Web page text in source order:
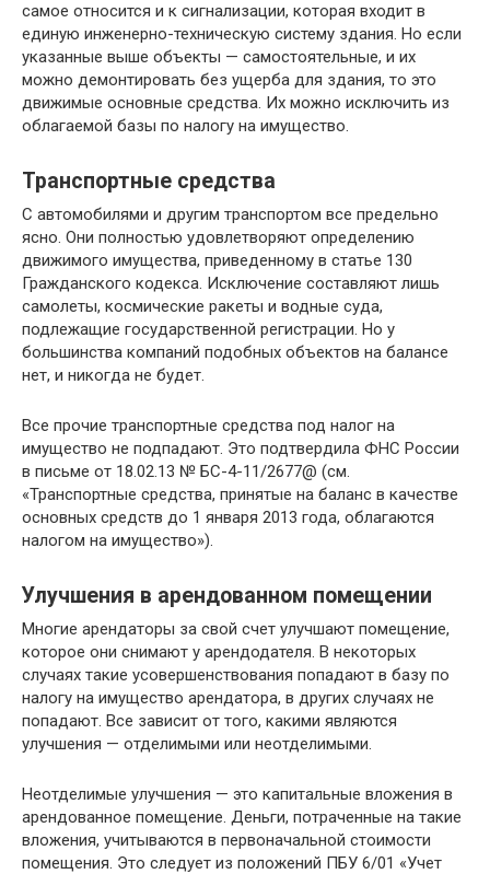
самое относится и к сигнализации, которая входит в
единую инженерно-техническую систему здания. Но если
указанные выше объекты — самостоятельные, и их
можно демонтировать без ущерба для здания, то это
движимые основные средства. Их можно исключить из
облагаемой базы по налогу на имущество.
Транспортные средства
С автомобилями и другим транспортом все предельно
ясно. Они полностью удовлетворяют определению
движимого имущества, приведенному в статье 130
Гражданского кодекса. Исключение составляют лишь
самолеты, космические ракеты и водные суда,
подлежащие государственной регистрации. Но у
большинства компаний подобных объектов на балансе
нет, и никогда не будет.
Все прочие транспортные средства под налог на
имущество не подпадают. Это подтвердила ФНС России
в письме от 18.02.13 № БС-4-11/2677@ (см.
«Транспортные средства, принятые на баланс в качестве
основных средств до 1 января 2013 года, облагаются
налогом на имущество»).
Улучшения в арендованном помещении
Многие арендаторы за свой счет улучшают помещение,
которое они снимают у арендодателя. В некоторых
случаях такие усовершенствования попадают в базу по
налогу на имущество арендатора, в других случаях не
попадают. Все зависит от того, какими являются
улучшения — отделимыми или неотделимыми.
Неотделимые улучшения — это капитальные вложения в
арендованное помещение. Деньги, потраченные на такие
вложения, учитываются в первоначальной стоимости
помещения. Это следует из положений ПБУ 6/01 «Учет